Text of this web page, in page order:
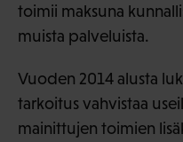
toimii maksuna
muista palveluista.
Vuoden 2014 alusta
tarkoitus vahvistaa
mainittujen toimien